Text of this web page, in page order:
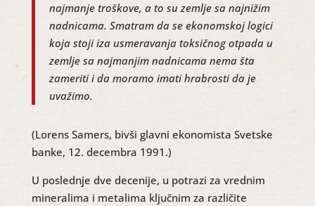
najmanje troškove, a to su zemlje sa najnižim
nadnicama. Smatram da se ekonomskoj logici
koja stoji iza usmeravanja toksičnog otpada u
zemlje sa najmanjim nadnicama nema šta
zameriti i da moramo imati hrabrosti da je
uvažimo.
(Lorens Samers, bivši glavni ekonomista Svetske
banke, 12. decembra 1991.)
U poslednje dve decenije, u potrazi za vrednim
mineralima i metalima ključnim za različite